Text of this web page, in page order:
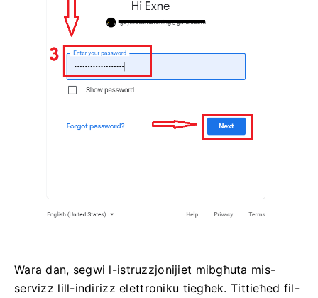
Wara dan, segwi l-istruzzjonijiet mibgħuta mis-
servizz lill-indirizz elettroniku tiegħek. Tittieħed fil-